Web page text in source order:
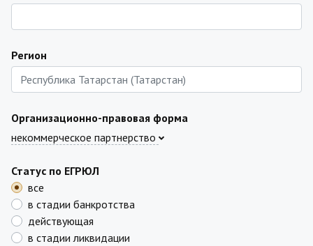
Регион
Организационно-правовая форма
некоммерческое партнерство
Статус по ЕГРЮЛ
все
в стадии банкротства
действующая
в стадии ликвидации